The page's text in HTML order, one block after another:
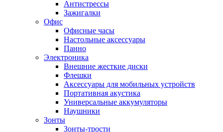
Антистрессы
Зажигалки
Офис
Офисные часы
Настольные аксессуары
Панно
Электроника
Внешние жесткие диски
Флешки
Аксессуары для мобильных устройств
Портативная акустика
Универсальные аккумуляторы
Наушники
Зонты
Зонты-трости